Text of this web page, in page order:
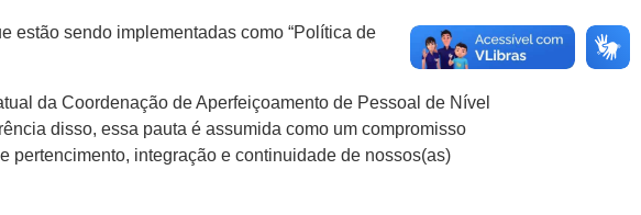
estão sendo implementadas como “Política de
da Coordenação de Aperfeiçoamento de Pessoal de Nível
disso, essa pauta é assumida como um compromisso
pertencimento, integração e continuidade de nossos(as)